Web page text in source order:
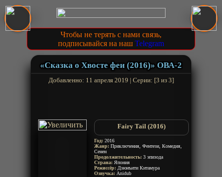
Чтобы не терять с нами связь,
подписывайся на наш Telegram
«Сказка о Хвосте феи (2016)» ОВА-2
Добавленно: 11 апреля 2019 | Серии: [3 из 3]
Fairy Tail (2016)
Год: 2016
Жанр: Приключения, Фентези, Комедия,
Сенен
Продолжительность: 3 эпизода
Страна: Япония
Режиссёр: Дзюнъити Китамура
Озвучка: Anidub